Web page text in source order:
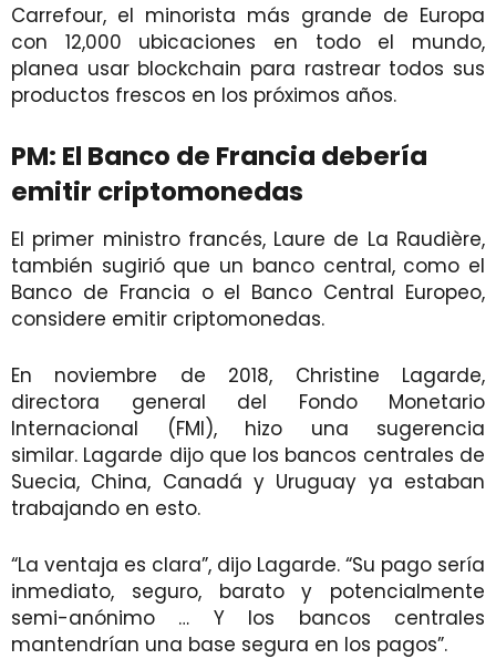
Carrefour, el minorista más grande de Europa
con 12,000 ubicaciones en todo el mundo,
planea usar blockchain para rastrear todos sus
productos frescos en los próximos años.
PM: El Banco de Francia debería
emitir criptomonedas
El primer ministro francés, Laure de La Raudière,
también sugirió que un banco central, como el
Banco de Francia o el Banco Central Europeo,
considere emitir criptomonedas.
En noviembre de 2018, Christine Lagarde,
directora general del Fondo Monetario
Internacional (FMI), hizo una sugerencia
similar. Lagarde dijo que los bancos centrales de
Suecia, China, Canadá y Uruguay ya estaban
trabajando en esto.
“La ventaja es clara”, dijo Lagarde. “Su pago sería
inmediato, seguro, barato y potencialmente
semi-anónimo … Y los bancos centrales
mantendrían una base segura en los pagos”.